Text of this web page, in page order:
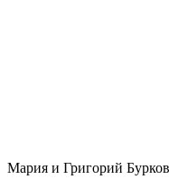
Мария и Григорий